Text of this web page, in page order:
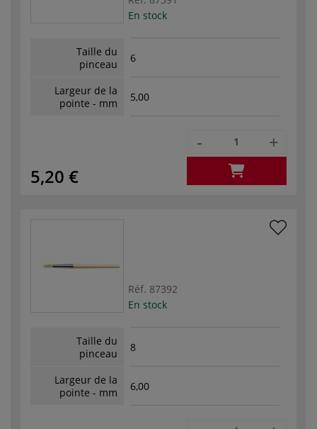
En stock
Taille du
pinceau
6
Largeur de la
pointe - mm
5,00
5,20 €
- +
Réf. 87392
En stock
Taille du
pinceau
8
Largeur de la
pointe - mm
6,00